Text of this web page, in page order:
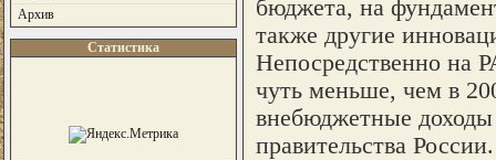
Архив
Статистика
бюджета, на
также другие
Непосредственно на
чуть меньше, чем в
внебюджетные доходы
правительства России.